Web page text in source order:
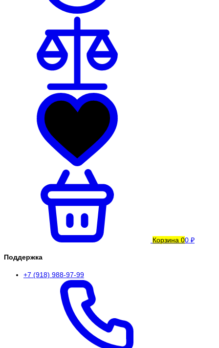
Корзина 00 ₽
Поддержка
+7 (918) 988-97-99